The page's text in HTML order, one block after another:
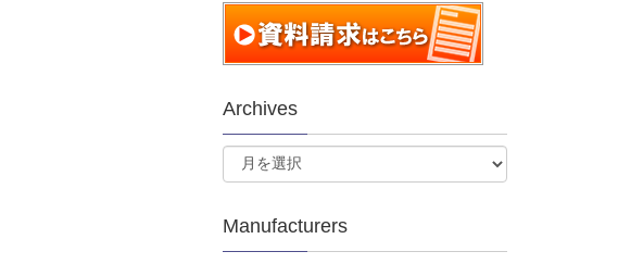
Archives
Manufacturers